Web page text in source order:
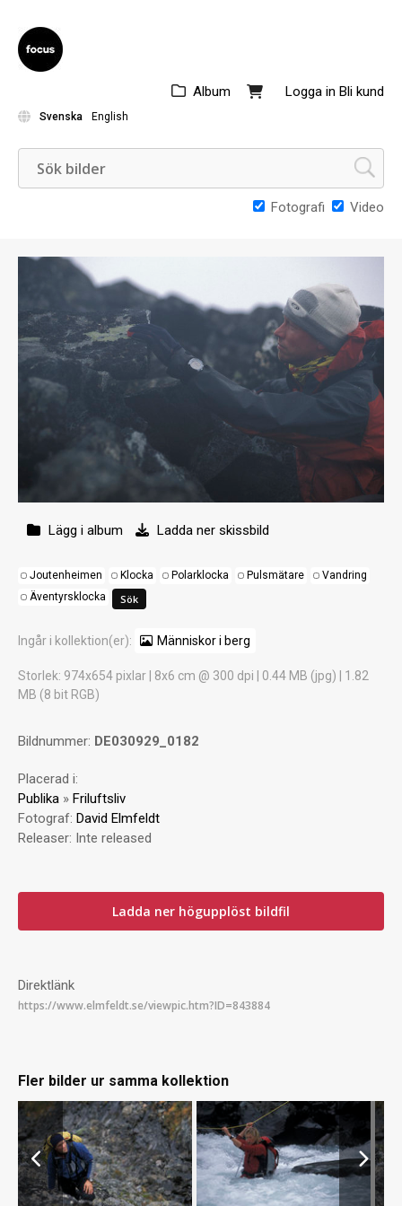
Logga in Bli kund
Album
Svenska English
Fotografi Video
Lägg i album Ladda ner skissbild
Joutenheimen Klocka Polarklocka Pulsmätare
Vandring
Äventyrsklocka
Ingår i kollektion(er): Människor i berg
Storlek: 974x654 pixlar | 8x6 cm @ 300 dpi | 0.44 MB (jpg) | 1.82
MB (8 bit RGB)
Bildnummer: DE030929_0182
Placerad i:
Publika » Friluftsliv
Fotograf: David Elmfeldt
Releaser: Inte released
Ladda ner högupplöst bildfil
Direktlänk
Fler bilder ur samma kollektion